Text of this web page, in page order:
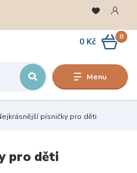
Menu
0
0 Kč
písničky pro děti
pro děti